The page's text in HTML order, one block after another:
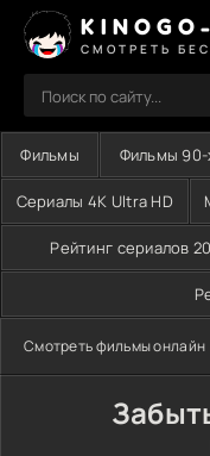
СМОТРЕТЬ
Фильмы Фильмы 90-
Сериалы 4K Ultra HD
Рейтинг сериалов
Смотреть фильмы онлайн